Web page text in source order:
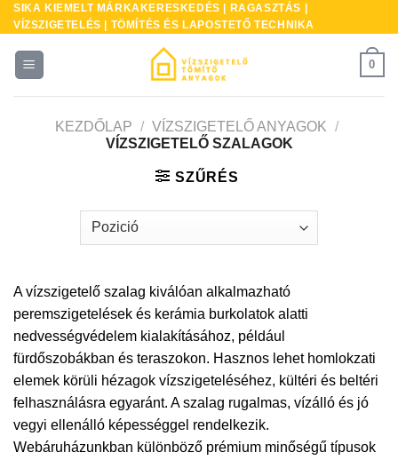
Skip
to
content
SIKA KIEMELT MÁRKAKERESKEDÉS | RAGASZTÁS |
VÍZSZIGETELÉS | TÖMÍTÉS ÉS LAPOSTETŐ TECHNIKA
0
KEZDŐLAP / VÍZSZIGETELŐ ANYAGOK /
VÍZSZIGETELŐ SZALAGOK
SZŰRÉS
A vízszigetelő szalag kiválóan alkalmazható
peremszigetelések és kerámia burkolatok alatti
nedvességvédelem kialakításához, például
fürdőszobákban és teraszokon. Hasznos lehet homlokzati
elemek körüli hézagok vízszigeteléséhez, kültéri és beltéri
felhasználásra egyaránt. A szalag rugalmas, vízálló és jó
vegyi ellenálló képességgel rendelkezik.
Webáruházunkban különböző prémium minőségű típusok